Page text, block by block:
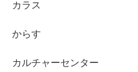
カラス
からす
カルチャーセンター